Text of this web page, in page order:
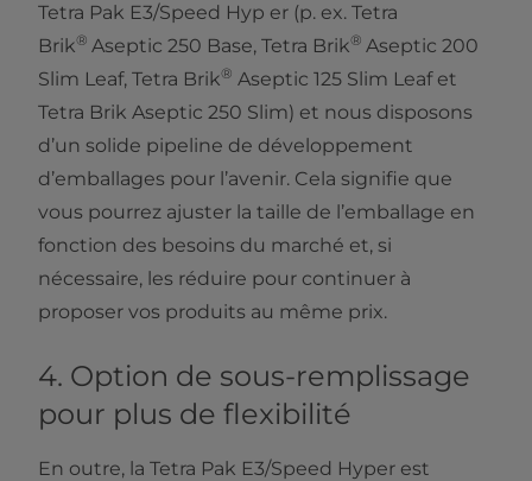
Tetra Pak E3/Speed Hyp er (p. ex. Tetra
Brik® Aseptic 250 Base, Tetra Brik® Aseptic 200
Slim Leaf, Tetra Brik® Aseptic 125 Slim Leaf et
Tetra Brik Aseptic 250 Slim) et nous disposons
d’un solide pipeline de développement
d’emballages pour l’avenir. Cela signifie que
vous pourrez ajuster la taille de l’emballage en
fonction des besoins du marché et, si
nécessaire, les réduire pour continuer à
proposer vos produits au même prix.
4. Option de sous-remplissage
pour plus de flexibilité
En outre, la Tetra Pak E3/Speed Hyper est